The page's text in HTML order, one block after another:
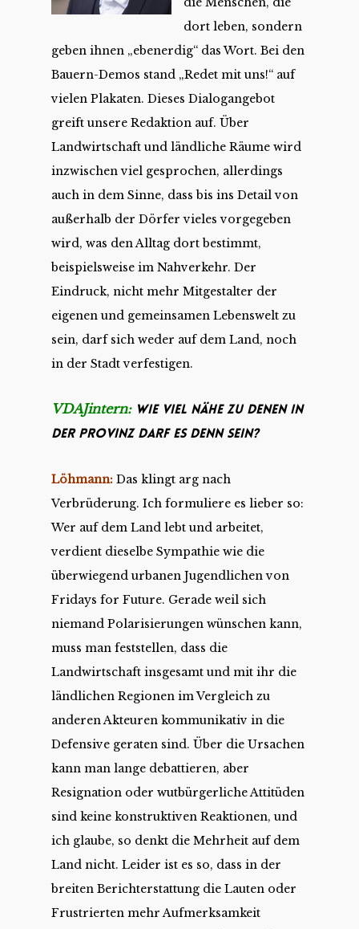
dort leben, sondern
geben ihnen „ebenerdig“ das Wort. Bei den
Bauern-Demos stand „Redet mit uns!“ auf
vielen Plakaten. Dieses Dialogangebot
greift unsere Redaktion auf. Über
Landwirtschaft und ländliche Räume wird
inzwischen viel gesprochen, allerdings
auch in dem Sinne, dass bis ins Detail von
außerhalb der Dörfer vieles vorgegeben
wird, was den Alltag dort bestimmt,
beispielsweise im Nahverkehr. Der
Eindruck, nicht mehr Mitgestalter der
eigenen und gemeinsamen Lebenswelt zu
sein, darf sich weder auf dem Land, noch
in der Stadt verfestigen.
VDAJintern:Wie viel Nähe zu denen in
der Provinz darf es denn sein?
Löhmann: Das klingt arg nach
Verbrüderung. Ich formuliere es lieber so:
Wer auf dem Land lebt und arbeitet,
verdient dieselbe Sympathie wie die
überwiegend urbanen Jugendlichen von
Fridays for Future. Gerade weil sich
niemand Polarisierungen wünschen kann,
muss man feststellen, dass die
Landwirtschaft insgesamt und mit ihr die
ländlichen Regionen im Vergleich zu
anderen Akteuren kommunikativ in die
Defensive geraten sind. Über die Ursachen
kann man lange debattieren, aber
Resignation oder wutbürgerliche Attitüden
sind keine konstruktiven Reaktionen, und
ich glaube, so denkt die Mehrheit auf dem
Land nicht. Leider ist es so, dass in der
breiten Berichterstattung die Lauten oder
Frustrierten mehr Aufmerksamkeit